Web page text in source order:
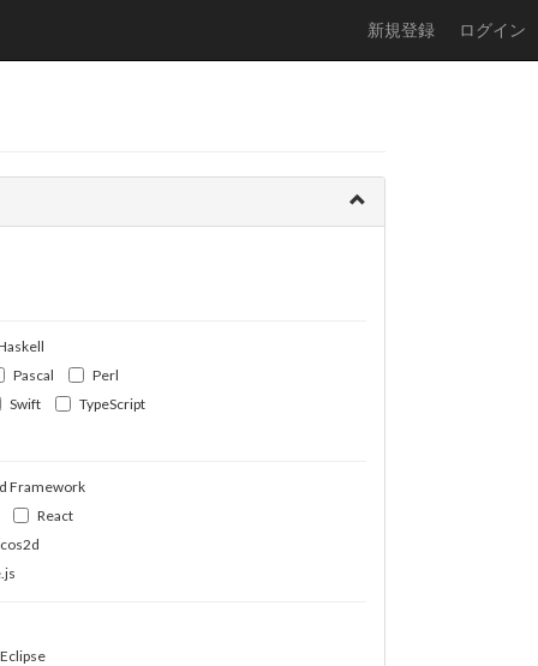
新規登録 ログイン
Pascal
Perl
Swift
TypeScript
Framework
React
Eclipse